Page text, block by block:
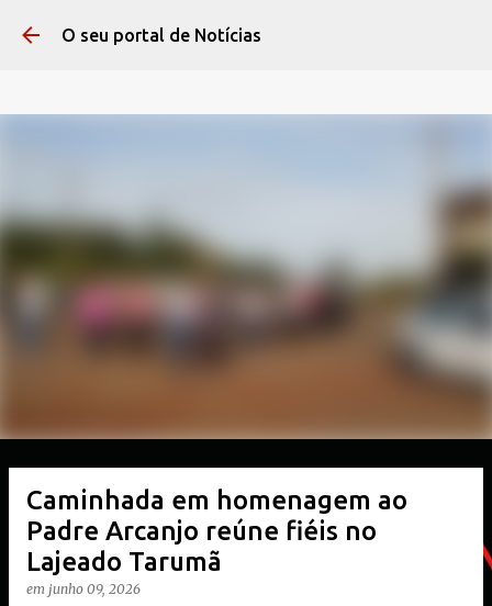
O seu portal de Notícias
Caminhada em homenagem ao
Padre Arcanjo reúne fiéis no
Lajeado Tarumã
em junho 09, 2026